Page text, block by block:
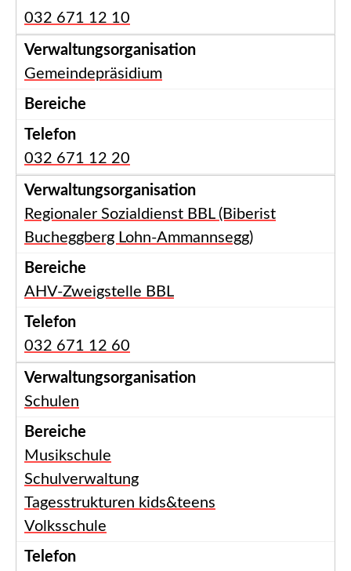
032 671 12 10
Gemeindepräsidium
032 671 12 20
Regionaler Sozialdienst BBL (Biberist
Bucheggberg Lohn-Ammannsegg)
AHV-Zweigstelle BBL
032 671 12 60
Schulen
Musikschule
Schulverwaltung
Tagesstrukturen kids&teens
Volksschule